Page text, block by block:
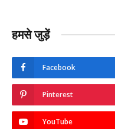
हमसे जुड़ें
Facebook
Pinterest
YouTube